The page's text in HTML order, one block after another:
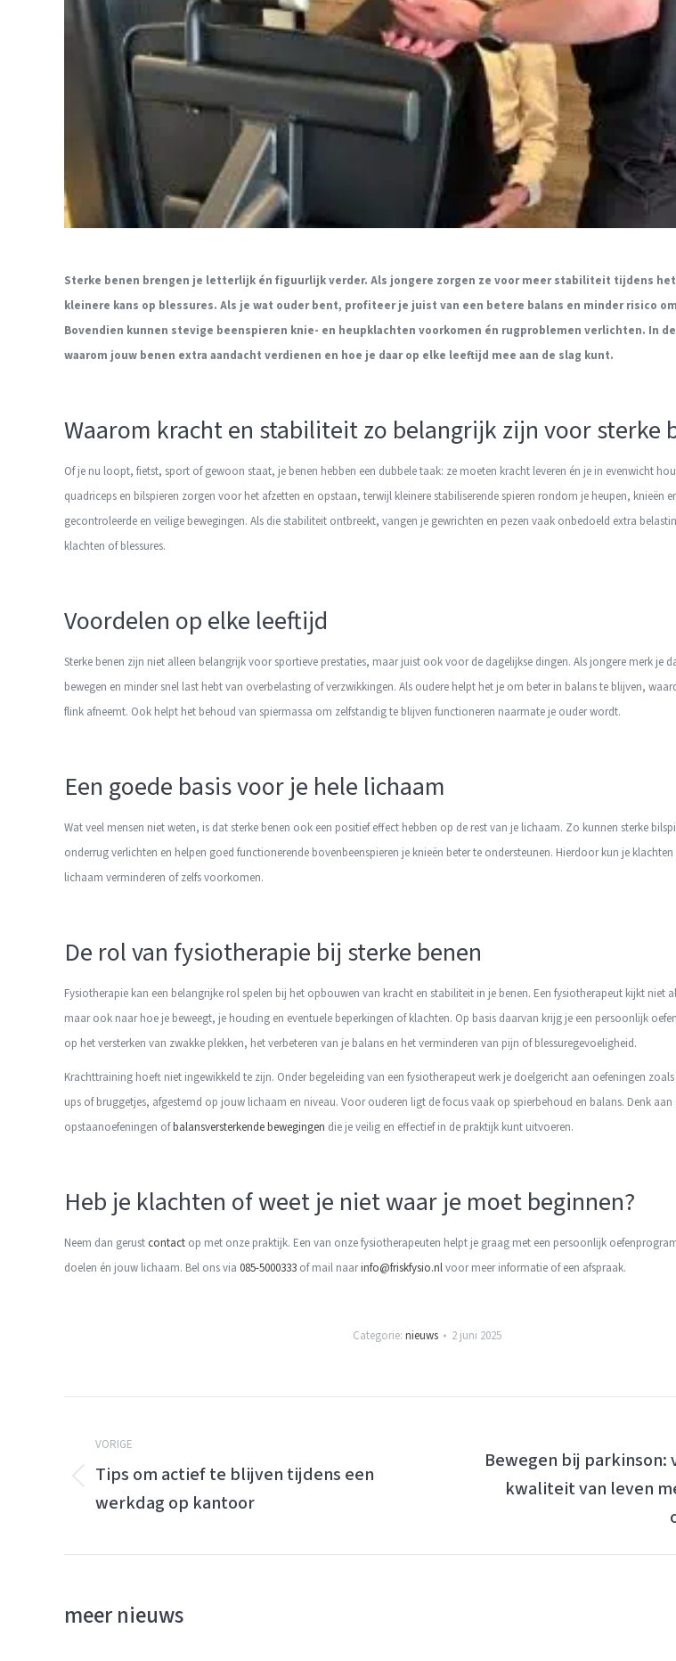
Sterke benen brengen je letterlijk én figuurlijk verder. Als jongere zorgen ze voor meer stabiliteit tijdens
kleinere kans op blessures. Als je wat ouder bent, profiteer je juist van een betere balans en minder risico
Bovendien kunnen stevige beenspieren knie- en heupklachten voorkomen én rugproblemen verlichten. In
waarom jouw benen extra aandacht verdienen en hoe je daar op elke leeftijd mee aan de slag kunt.
Waarom kracht en stabiliteit zo belangrijk zijn voor sterke
Of je nu loopt, fietst, sport of gewoon staat, je benen hebben een dubbele taak: ze moeten kracht leveren én je in evenwicht
quadriceps en bilspieren zorgen voor het afzetten en opstaan, terwijl kleinere stabiliserende spieren rondom je heupen, knieën
gecontroleerde en veilige bewegingen. Als die stabiliteit ontbreekt, vangen je gewrichten en pezen vaak onbedoeld extra
klachten of blessures.
Voordelen op elke leeftijd
Sterke benen zijn niet alleen belangrijk voor sportieve prestaties, maar juist ook voor de dagelijkse dingen. Als jongere merk je
bewegen en minder snel last hebt van overbelasting of verzwikkingen. Als oudere helpt het je om beter in balans te blijven,
flink afneemt. Ook helpt het behoud van spiermassa om zelfstandig te blijven functioneren naarmate je ouder wordt.
Een goede basis voor je hele lichaam
Wat veel mensen niet weten, is dat sterke benen ook een positief effect hebben op de rest van je lichaam. Zo kunnen sterke
onderrug verlichten en helpen goed functionerende bovenbeenspieren je knieën beter te ondersteunen. Hierdoor kun je
lichaam verminderen of zelfs voorkomen.
De rol van fysiotherapie bij sterke benen
Fysiotherapie kan een belangrijke rol spelen bij het opbouwen van kracht en stabiliteit in je benen. Een fysiotherapeut kijkt niet
maar ook naar hoe je beweegt, je houding en eventuele beperkingen of klachten. Op basis daarvan krijg je een persoonlijk
op het versterken van zwakke plekken, het verbeteren van je balans en het verminderen van pijn of blessuregevoeligheid.
Krachttraining hoeft niet ingewikkeld te zijn. Onder begeleiding van een fysiotherapeut werk je doelgericht aan oefeningen
ups of bruggetjes, afgestemd op jouw lichaam en niveau. Voor ouderen ligt de focus vaak op spierbehoud en balans. Denk
opstaanoefeningen ofbalansversterkende bewegingen die je veilig en effectief in de praktijk kunt uitvoeren.
Heb je klachten of weet je niet waar je moet beginnen?
Neem dan gerust contact op met onze praktijk. Een van onze fysiotherapeuten helpt je graag met een persoonlijk
doelen én jouw lichaam. Bel ons via 085-5000333 of mail naarinfo@friskfysio.nlvoor meer informatie of een afspraak.
Categorie: nieuws 2 juni 2025
VORIGE
Vorige
bericht:
Tips om actief te blijven tijdens een
werkdag op kantoor
Bewegen bij parkinson:
kwaliteit van leven
meer nieuws